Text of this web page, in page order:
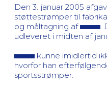
Den 3. januar 2005
støttestrømper til
og måltagning af
udleveret i midten af
kunne imidlertid
hvorfor han
sportsstrømper.